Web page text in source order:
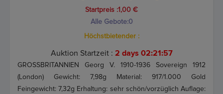
Startpreis :1,00 €
Alle Gebote:0
Höchstbietender :
Auktion Startzeit : 2 days 02:21:57
GROSSBRITANNIEN Georg V. 1910-1936 Sovereign 1912
(London) Gewicht: 7,98g Material: 917/1.000 Gold
Feingewicht: 7,32g Erhaltung: sehr schön/vorzüglich Auflage: